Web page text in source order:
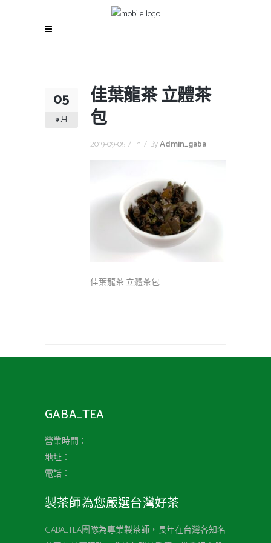
05
9 月
佳葉龍茶 立體茶
包
2019-09-05 In ByAdmin_gaba
佳葉龍茶 立體茶包
GABA_TEA
營業時間：
地址：
電話：
製茶師為您嚴選台灣好茶
GABA_TEA團隊為專業製茶師，長年在台灣各知名